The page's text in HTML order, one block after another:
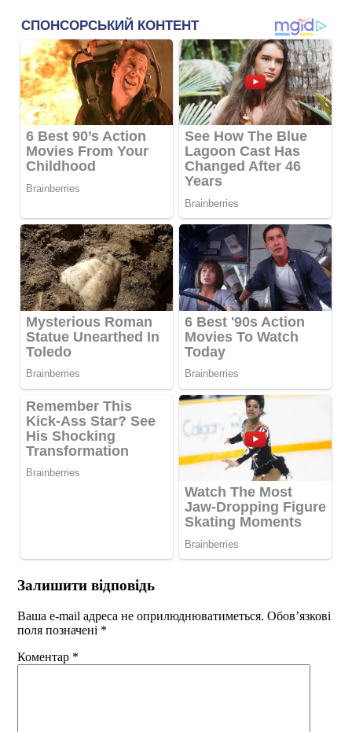
Залишити відповідь
Ваша e-mail адреса не оприлюднюватиметься. Обов’язкові
поля позначені *
Коментар *